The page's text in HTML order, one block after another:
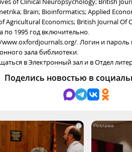
Brain; Bioinformatics; Applied
Agricultural Economics; British Journal Of
по 1995 год включительно.
. Логин и
зала библиотеки.
в Электронный зал и в Отдел
Поделись новостью в
i